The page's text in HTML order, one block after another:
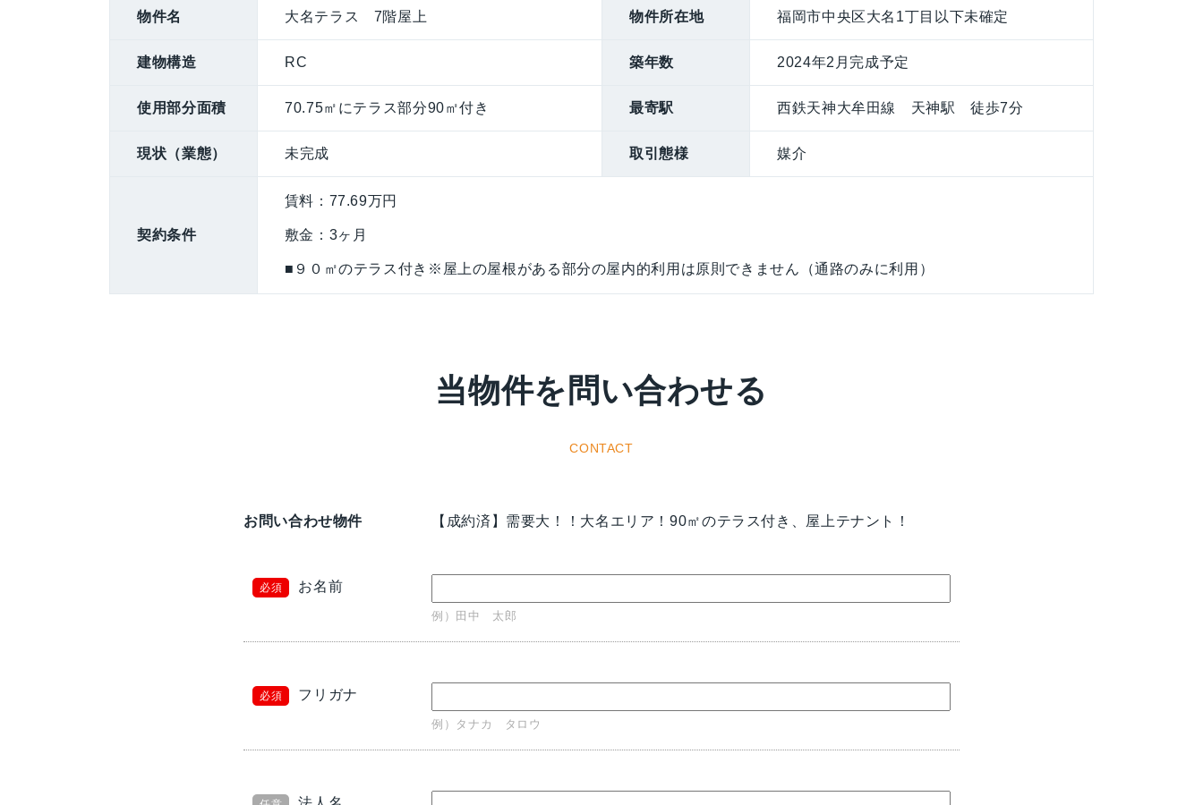
物件名 大名テラス 7階屋上 物件所在地 福岡市中央区大名1丁目以下未確定
建物構造 RC 築年数 2024年2月完成予定
使用部分面積 70.75㎡にテラス部分90㎡付き 最寄駅 西鉄天神大牟田線 天神駅 徒歩7分
現状（業態） 未完成 取引態様 媒介
契約条件
賃料：77.69万円
敷金：3ヶ月
■９０㎡のテラス付き※屋上の屋根がある部分の屋内的利用は原則できません（通路のみに利用）
当物件を問い合わせる
CONTACT
お問い合わせ物件 【成約済】需要大！！大名エリア！90㎡のテラス付き、屋上テナント！
必須 お名前
例）田中 太郎
必須 フリガナ
例）タナカ タロウ